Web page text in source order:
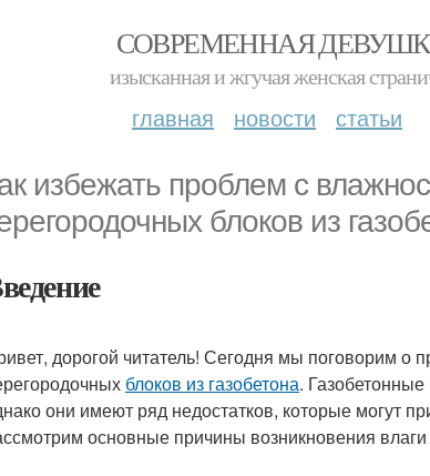
СОВРЕМЕННАЯ
изысканная и жгучая женская
главная новости статьи
избежать проблем с
блоков из
дорогой читатель! Сегодня мы поговорим о
блоков из газобетона.
они имеют ряд недостатков, которые могут
основные причины возникновения